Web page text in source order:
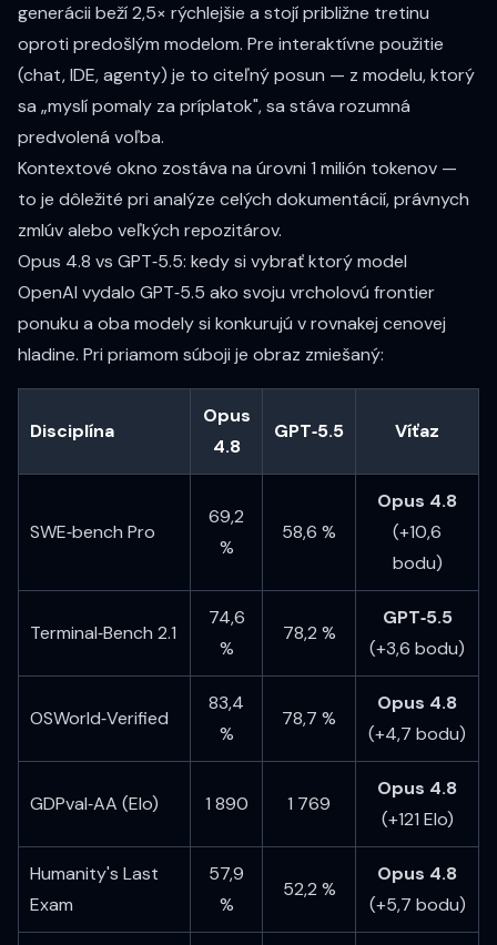
generácii beží2,5× rýchlejšie a stojípribližne tretinu
oproti predošlým modelom. Pre interaktívne použitie
(chat, IDE, agenty) je to citeľný posun — z modelu, ktorý
sa „myslí pomaly za príplatok", sa stáva rozumná
predvolená voľba.
Kontextové okno zostáva na úrovni 1 milión tokenov —
to je dôležité pri analýze celých dokumentácií, právnych
zmlúv alebo veľkých repozitárov.
Opus 4.8 vs GPT‑5.5: kedy si vybrať ktorý model
OpenAI vydalo GPT‑5.5 ako svoju vrcholovú frontier
ponuku a oba modely si konkurujú v rovnakej cenovej
hladine. Pri priamom súboji je obraz zmiešaný:
Disciplína
Opus
4.8
GPT‑5.5 Víťaz
SWE‑bench Pro
69,2
%
58,6 %
Opus 4.8
(+10,6
bodu)
Terminal‑Bench 2.1
74,6
%
78,2 %
GPT‑5.5
(+3,6 bodu)
OSWorld‑Verified
83,4
%
78,7 %
Opus 4.8
(+4,7 bodu)
GDPval‑AA (Elo) 1 890 1 769
Opus 4.8
(+121 Elo)
Humanity's Last
Exam
57,9
%
52,2 %
Opus 4.8
(+5,7 bodu)